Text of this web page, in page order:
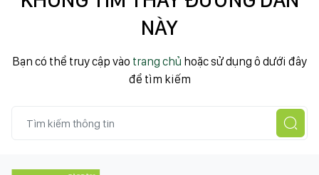
NÀY
Bạn có thể truy cập vào trang chủ hoặc sử dụng ô dưới đây
để tìm kiếm